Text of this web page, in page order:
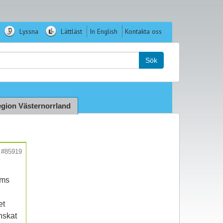
Lyssna Lättläst In English Kontakta oss
Sök
Västernorrland
#85919